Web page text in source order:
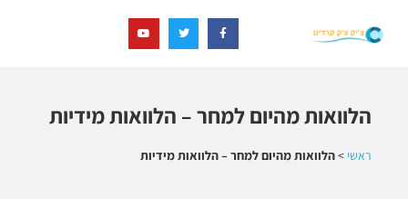
הלוואות מהיום למחר – הלוואות מידיות
ראשי >הלוואות מהיום למחר – הלוואות מידיות